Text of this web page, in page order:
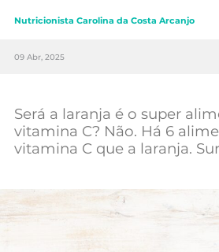
Fitness
Mães e Bebés
Nutricionista Carolina da Costa Arcanjo
09 Abr, 2025
Será a laranja é o super
vitamina C? Não. Há 6
vitamina C que a laranja.